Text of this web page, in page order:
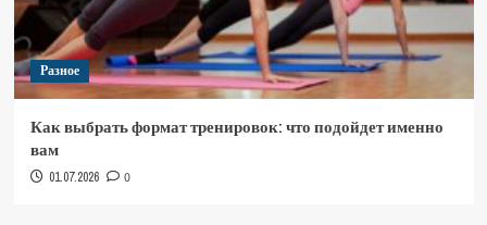
Разное
Как выбрать формат тренировок: что подойдет именно
вам
01.07.2026 0